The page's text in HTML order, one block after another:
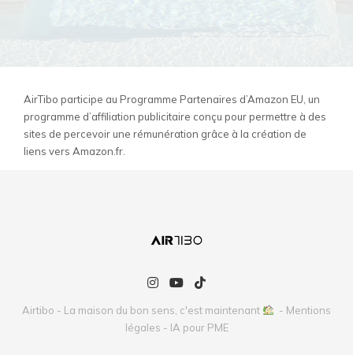
AirTibo participe au Programme Partenaires d’Amazon EU, un
programme d’affiliation publicitaire conçu pour permettre à des
sites de percevoir une rémunération grâce à la création de
liens vers Amazon.fr.
Airtibo - La maison du bon sens, c'est maintenant - Mentions
légales - IA pour PME